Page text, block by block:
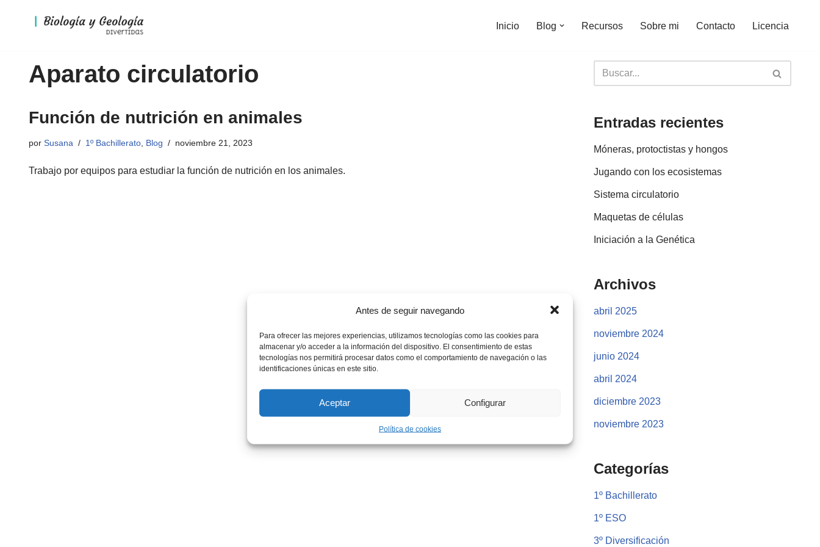
Antes de seguir navegando
Para ofrecer las mejores experiencias, utilizamos tecnologías como las cookies para
almacenar y/o acceder a la información del dispositivo. El consentimiento de estas
tecnologías nos permitirá procesar datos como el comportamiento de navegación o las
identificaciones únicas en este sitio.
Aceptar Configurar
Política de cookies
contenido
Inicio Blog Recursos Sobre mi Contacto Licencia
Aparato circulatorio
Función de nutrición en animales
por Susana 1º Bachillerato Blog noviembre 21, 2023
Trabajo por equipos para estudiar la función de nutrición en los animales.
Entradas recientes
Móneras, protoctistas y hongos
Jugando con los ecosistemas
Sistema circulatorio
Maquetas de células
Iniciación a la Genética
Archivos
abril 2025
noviembre 2024
junio 2024
abril 2024
diciembre 2023
noviembre 2023
Categorías
1º Bachillerato
1º ESO
3º Diversificación